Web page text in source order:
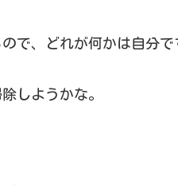
で、どれが何かは自分
しようかな。